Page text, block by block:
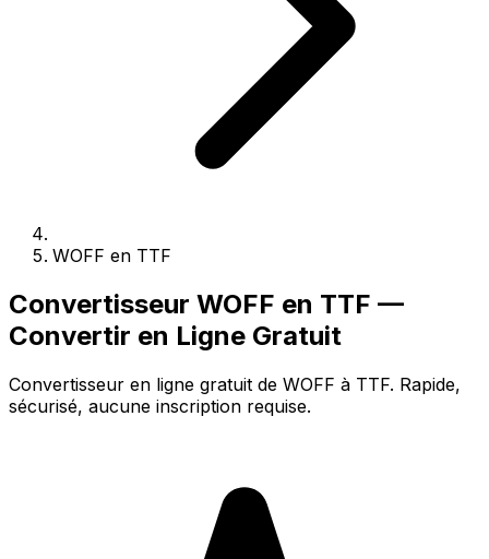
WOFF en TTF
Convertisseur WOFF en TTF —
Convertir en Ligne Gratuit
Convertisseur en ligne gratuit de WOFF à TTF. Rapide,
sécurisé, aucune inscription requise.